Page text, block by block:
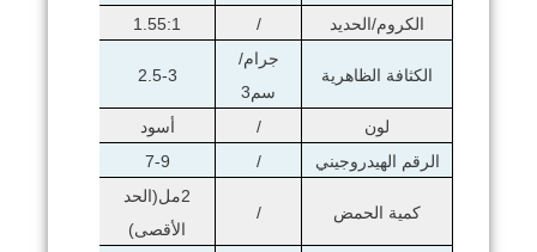
الكروم/الحديد
/
1.55:1
الكثافة الظاهرية
جرام/
سم3
2.5-3
لون /
أسود
الرقم الهيدروجيني
/
7-9
كمية الحمض /
2مل(الحد
الأقصى)